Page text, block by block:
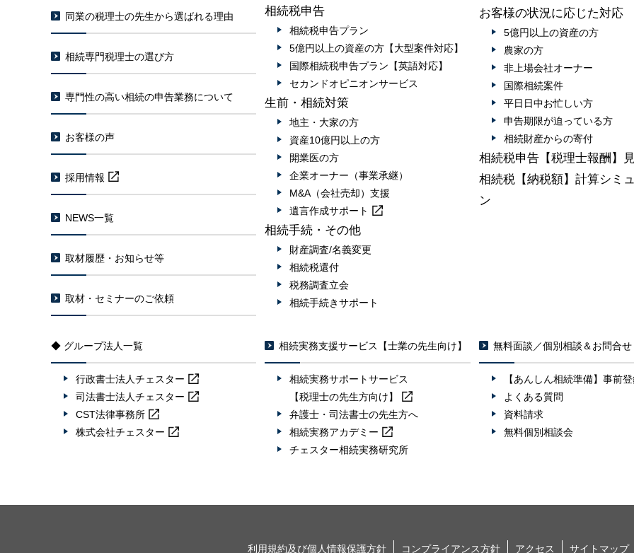
同業の税理士の先生から選ばれる理由
相続専門税理士の選び方
専門性の高い相続の申告業務について
お客様の声
採用情報
NEWS一覧
取材履歴・お知らせ等
取材・セミナーのご依頼
相続税申告
相続税申告プラン
5億円以上の資産の方【大型案件対応】
国際相続税申告プラン【英語対応】
セカンドオピニオンサービス
生前・相続対策
地主・大家の方
資産10億円以上の方
開業医の方
企業オーナー（事業承継）
M&A（会社売却）支援
遺言作成サポート
相続手続・その他
財産調査/名義変更
相続税還付
税務調査立会
相続手続きサポート
お客様の状況に応じた対応
5億円以上の資産の方
農家の方
非上場会社オーナー
国際相続案件
平日日中お忙しい方
申告期限が迫っている方
相続財産からの寄付
相続税申告【税理士報酬】
相続税【納税額】計算シミ
ン
◆ グループ法人一覧
行政書士法人チェスター
司法書士法人チェスター
CST法律事務所
株式会社チェスター
相続実務支援サービス【士業の先生向け】
相続実務サポートサービス
【税理士の先生方向け】
弁護士・司法書士の先生方へ
相続実務アカデミー
チェスター相続実務研究所
無料面談／個別相談＆お問合せ
【あんしん相続準備】事前
よくある質問
資料請求
無料個別相談会
利用規約及び個人情報保護方針 コンプライアンス方針 アクセス サイトマップ